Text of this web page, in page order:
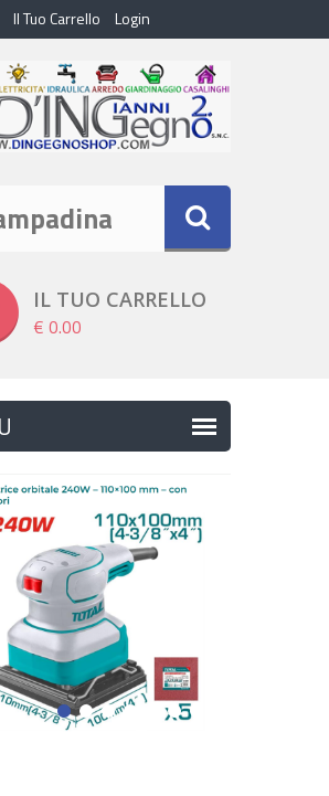
Il Tuo Carrello Login
IL TUO CARRELLO
€ 0.00